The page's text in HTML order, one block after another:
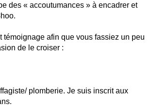
des « accoutumances » à encadrer et
afin que vous fassiez un peu
de le croiser :
plomberie. Je suis inscrit aux